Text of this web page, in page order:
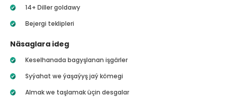
14+ Diller goldawy
Bejergi teklipleri
Näsaglara ideg
Keselhanada bagyşlanan işgärler
Syýahat we ýaşaýyş jaý kömegi
Almak we taşlamak üçin desgalar